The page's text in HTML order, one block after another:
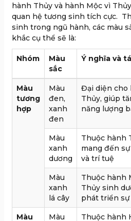
hành Thủy và hành Mộc vì
quan hệ tương sinh tích cực.
sinh trong ngũ hành, các màu
khắc cụ thể sẽ là:
Nhóm
Màu
sắc
Ý nghĩa và
Màu
tương
hợp
Màu
đen,
xanh
đen
Đại diện cho
Thủy, giúp
năng lượng
Màu
xanh
dương
Thuộc hành
mang đến
và trí tuệ
Màu
xanh
lá cây
Thuộc hành
Thủy sinh
phát triển
Màu Màu Thuộc hành